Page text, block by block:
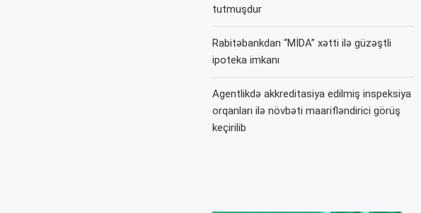
tutmuşdur
Rabitəbankdan “MİDA” xətti ilə güzəştli
ipoteka imkanı
Agentlikdə akkreditasiya edilmiş inspeksiya
orqanları ilə növbəti maarifləndirici görüş
keçirilib